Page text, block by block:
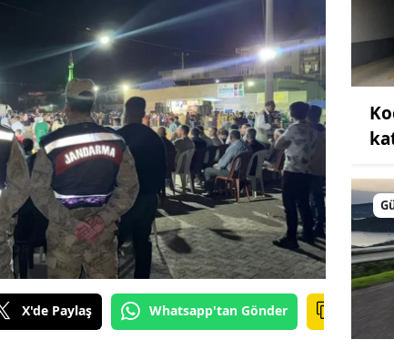
X'de Paylaş Whatsapp'tan Gönder